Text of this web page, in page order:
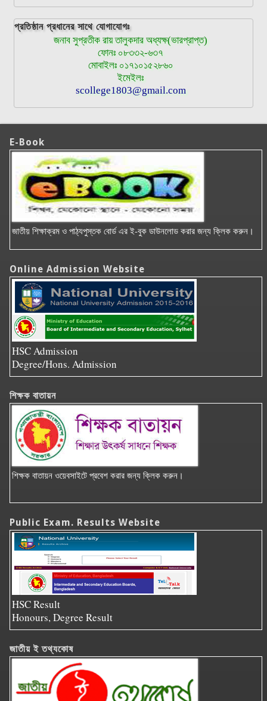
প্রতিষ্ঠান প্রধানের সাথে যোগাযোগঃ
জনাব সুপ্রতীক রায় তালুকদার অধ্যক্ষ(ভারপ্রাপ্ত)
ফোনঃ ০৮৩৩২-৬৩৭
মোবাইলঃ ০১৭১০১৫২৮৬০
ইমেইলঃ
scollege1803@gmail.com
E-Book
জাতীয় শিক্ষাক্রম ও পাঠ্যপুস্তক বোর্ড এর ই-বুক ডাউনলোড করার জন্য ক্লিক করুন।
Online Admission Website
HSC Admission
Degree/Hons. Admission
শিক্ষক বাতায়ন
শিক্ষক বাতায়ন ওয়েবসাইটে প্রবেশ করার জন্য ক্লিক করুন।
Public Exam. Results Website
HSC Result
Honours, Degree Result
জাতীয় ই তথ্যকোষ